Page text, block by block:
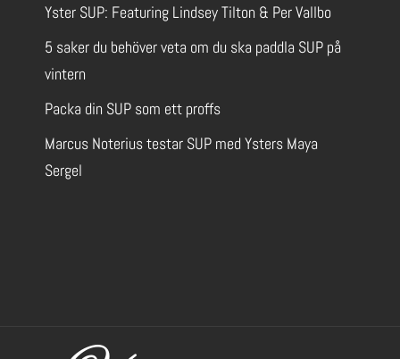
Yster SUP: Featuring Lindsey Tilton & Per Vallbo
5 saker du behöver veta om du ska paddla SUP på
vintern
Packa din SUP som ett proffs
Marcus Noterius testar SUP med Ysters Maya
Sergel